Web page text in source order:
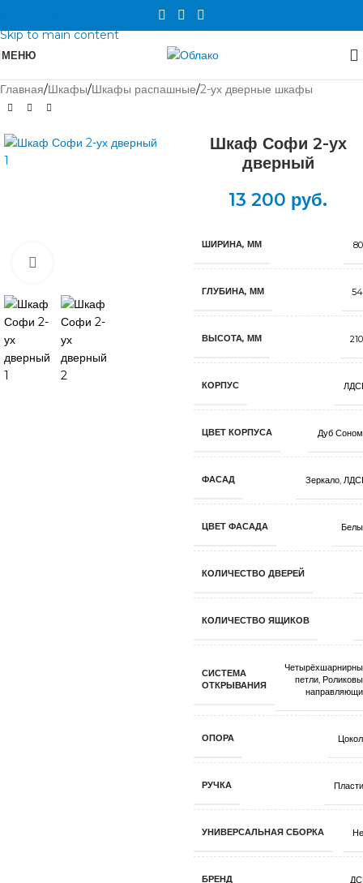
Skip to main content
МЕНЮ
Главная/Шкафы/Шкафы распашные/2-ух дверные шкафы
Шкаф Софи 2-ух
дверный
13 200 руб.
ШИРИНА, ММ
ГЛУБИНА, ММ
ВЫСОТА, ММ
КОРПУС
ЦВЕТ КОРПУСА Дуб
ФАСАД Зеркало,
ЦВЕТ ФАСАДА
КОЛИЧЕСТВО ДВЕРЕЙ
КОЛИЧЕСТВО ЯЩИКОВ
СИСТЕМА
ОТКРЫВАНИЯ
петли,
ОПОРА
РУЧКА
УНИВЕРСАЛЬНАЯ СБОРКА
БРЕНД